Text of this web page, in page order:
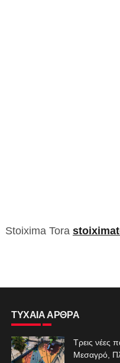
Stoixima Tora
ΤΥΧΑΙΑ ΑΡΘΡΑ
Τρεις νέες
Μεσαγρό,